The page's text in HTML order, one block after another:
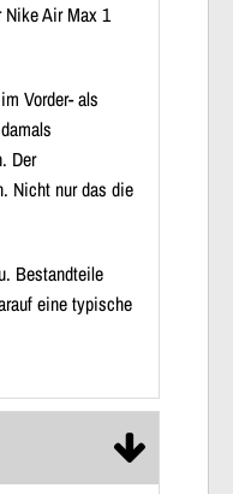
Nike Air Max 1
Vorder- als
Der
Nicht nur das die
Bestandteile
eine typische